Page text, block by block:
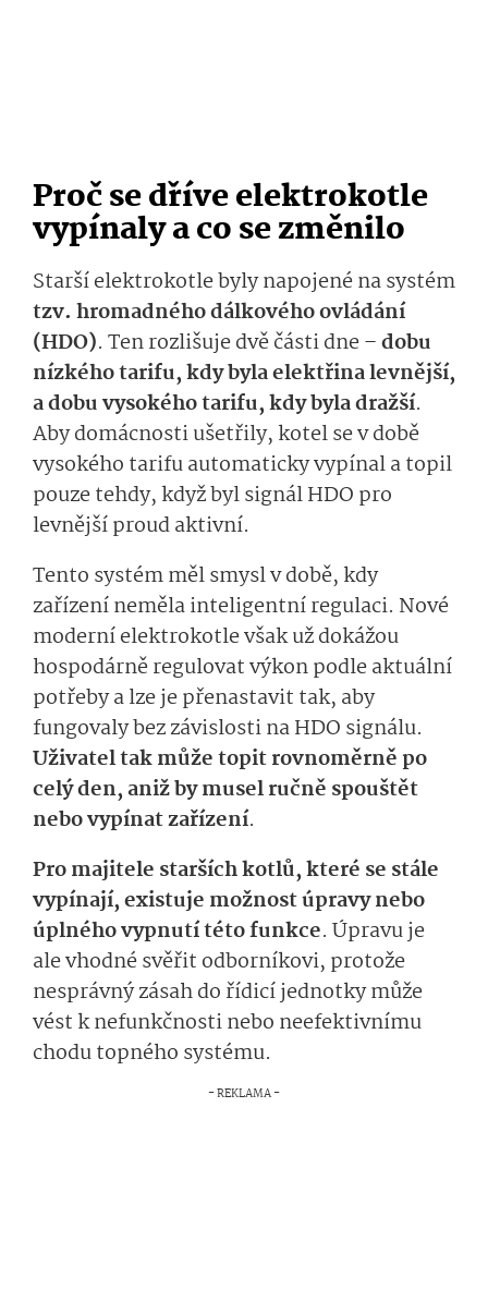
Proč se dříve elektrokotle
vypínaly a co se změnilo
Starší elektrokotle byly napojené na systém
tzv. hromadného dálkového ovládání
(HDO). Ten rozlišuje dvě části dne –dobu
nízkého tarifu, kdy byla elektřina levnější,
a dobu vysokého tarifu, kdy byla dražší.
Aby domácnosti ušetřily, kotel se v době
vysokého tarifu automaticky vypínal a topil
pouze tehdy, když byl signál HDO pro
levnější proud aktivní.
Tento systém měl smysl v době, kdy
zařízení neměla inteligentní regulaci. Nové
moderní elektrokotle však už dokážou
hospodárně regulovat výkon podle aktuální
potřeby a lze je přenastavit tak, aby
fungovaly bez závislosti na HDO signálu.
Uživatel tak může topit rovnoměrně po
celý den, aniž by musel ručně spouštět
nebo vypínat zařízení.
Pro majitele starších kotlů, které se stále
vypínají, existuje možnost úpravy nebo
úplného vypnutí této funkce. Úpravu je
ale vhodné svěřit odborníkovi, protože
nesprávný zásah do řídicí jednotky může
vést k nefunkčnosti nebo neefektivnímu
chodu topného systému.